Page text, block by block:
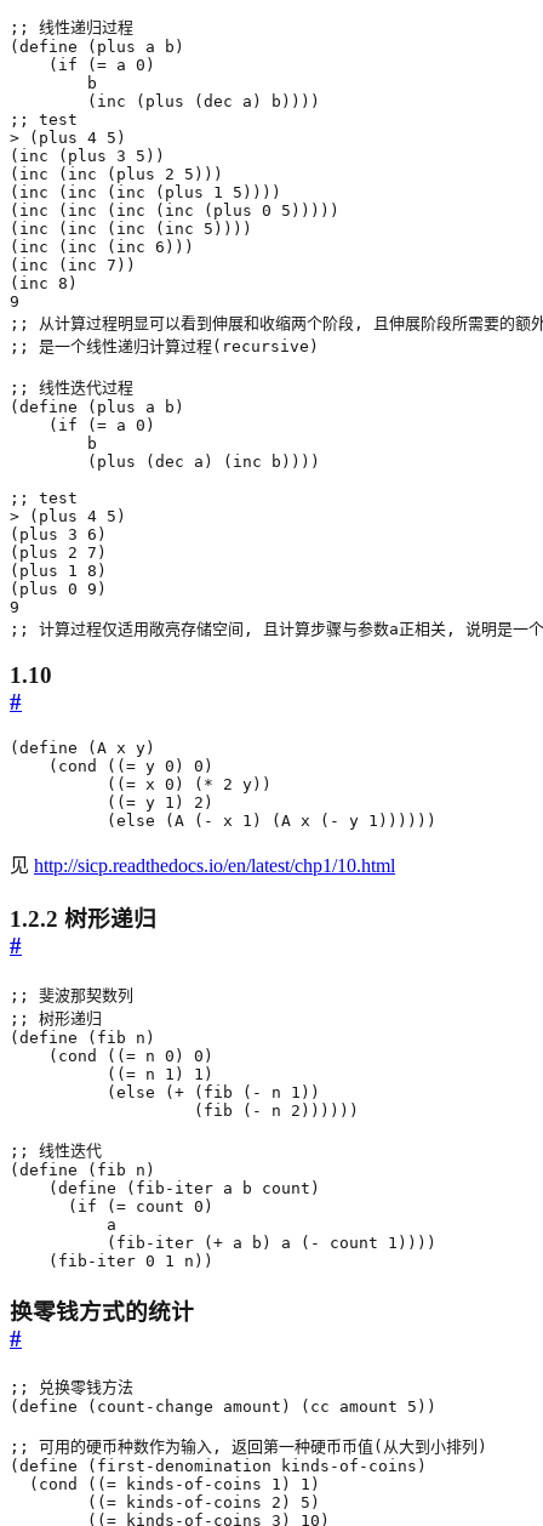
;; 线性递归过程
( define ( plus a b )
( if ( = a 0 )
b
( inc ( plus ( dec a ) b ))))
;; test
>
( plus 4 5 )
( inc ( plus 3 5 ))
( inc ( inc ( plus 2 5 )))
( inc ( inc ( inc ( plus 1 5 ))))
( inc ( inc ( inc ( inc ( plus 0 5 )))))
( inc ( inc ( inc ( inc 5 ))))
( inc ( inc ( inc 6 )))
( inc ( inc 7 ))
( inc 8 )
9
;; 从计算过程明显可以看到伸展和收缩两个阶段, 且伸展阶段所需要的额
;; 是一个线性递归计算过程(recursive)
;; 线性迭代过程
( define ( plus a b )
( if ( = a 0 )
b
( plus ( dec a ) ( inc b ))))
;; test
>
( plus 4 5 )
( plus 3 6 )
( plus 2 7 )
( plus 1 8 )
( plus 0 9 )
9
;; 计算过程仅适用敞亮存储空间, 且计算步骤与参数a正相关, 说明是
1.10
#
(define (A x y)
( cond ((= y 0 ) 0 )
((= x 0 ) ( * 2 y))
((= y 1 ) 2 )
(else (A ( - x 1 ) (A x ( - y 1 ))))))
见 http://sicp.readthedocs.io/en/latest/chp1/10.html
1.2.2 树形递归
#
;; 斐波那契数列
;; 树形递归
( define ( fib n )
( cond (( = n 0 ) 0 )
(( = n 1 ) 1 )
( else ( + ( fib ( - n 1 ))
( fib ( - n 2 ))))))
;; 线性迭代
( define ( fib n )
( define ( fib-iter a b count )
( if ( = count 0 )
a
( fib-iter ( + a b ) a ( - count 1 ))))
( fib-iter 0 1 n ))
换零钱方式的统计
#
;; 兑换零钱方法
( define ( count-change amount ) ( cc amount 5 ))
;; 可用的硬币种数作为输入, 返回第一种硬币币值(从大到小排列)
( define ( first-denomination kinds-of-coins )
( cond (( = kinds-of-coins 1 ) 1 )
(( = kinds-of-coins 2 ) 5 )
(( = kinds-of-coins 3 ) 10 )